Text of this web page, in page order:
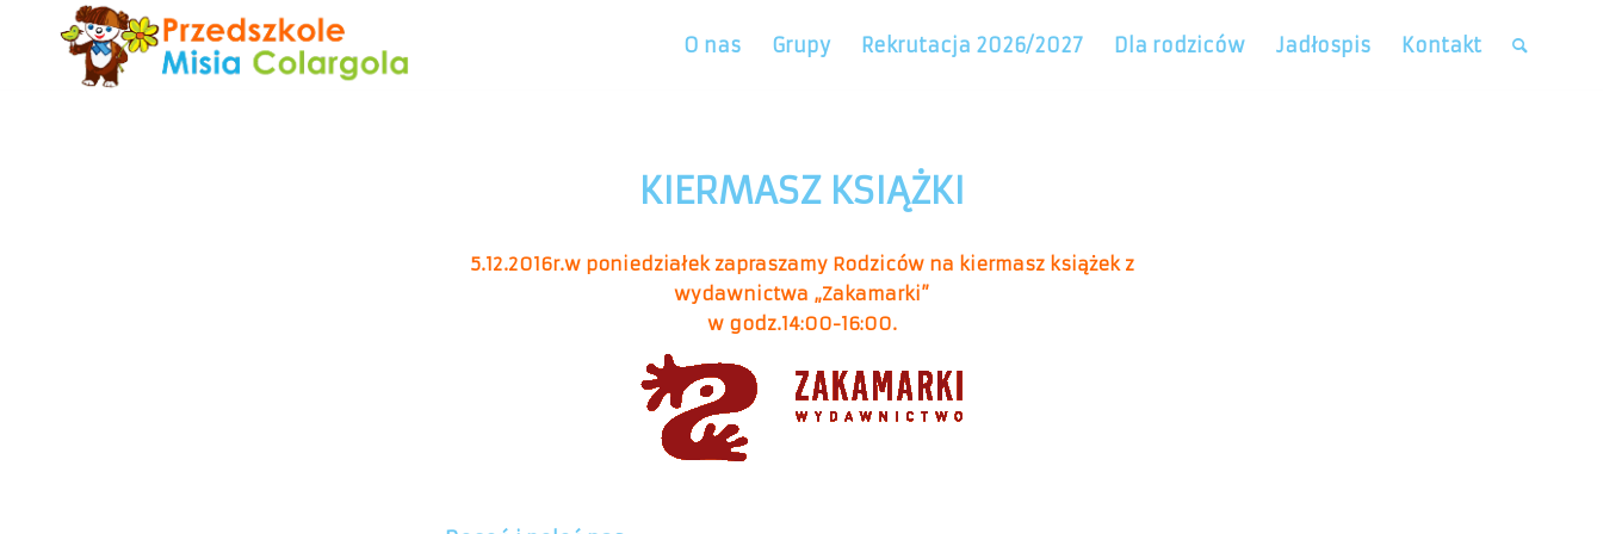
O nas Grupy Rekrutacja 2026/2027 Dla rodziców Jadłospis Kontakt
KIERMASZ KSIĄŻKI
5.12.2016r.w poniedziałek zapraszamy Rodziców na kiermasz książek z
wydawnictwa „Zakamarki”
w godz.14:00-16:00.